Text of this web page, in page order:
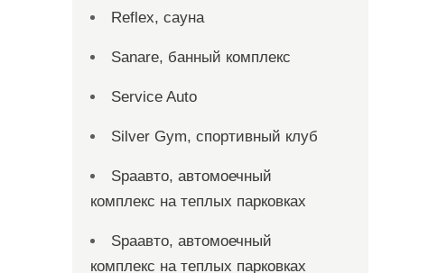
Reflex, сауна
Sanare, банный комплекс
Service Auto
Silver Gym, спортивный клуб
Spaавто, автомоечный
комплекс на теплых парковках
Spaавто, автомоечный
комплекс на теплых парковках